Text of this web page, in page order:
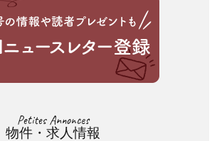
Petites Annonces
物件・求人情報